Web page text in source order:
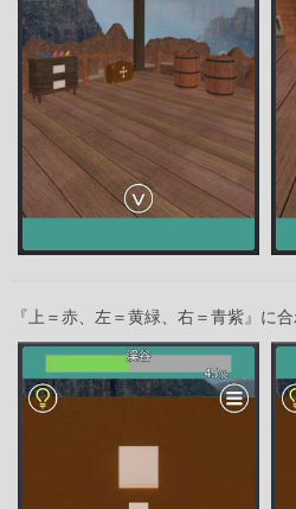
『上＝赤、左＝黄緑、右＝青紫』に合